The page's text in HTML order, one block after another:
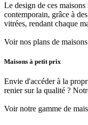
Le design de ces
contemporain, grâce à
vitrées, rendant chaque
Voir nos plans de
Maisons à petit prix
Envie d'accéder à la
renier sur la qualité ?
Voir notre gamme de